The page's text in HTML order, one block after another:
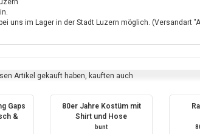
uns im Lager in der Stadt Luzern möglich. (Versandart
Artikel gekauft haben, kauften auch
Gaps
&
80er Jahre Kostüm mit
Shirt und Hose
bunt